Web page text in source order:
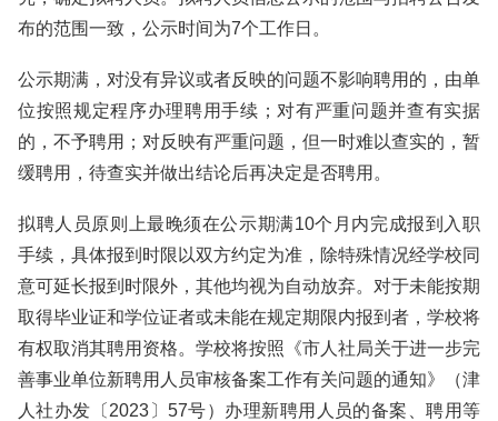
布的范围一致，公示时间为7个工作日。
公示期满，对没有异议或者反映的问题不影响聘用的，由单
位按照规定程序办理聘用手续；对有严重问题并查有实据
的，不予聘用；对反映有严重问题，但一时难以查实的，暂
缓聘用，待查实并做出结论后再决定是否聘用。
拟聘人员原则上最晚须在公示期满10个月内完成报到入职
手续，具体报到时限以双方约定为准，除特殊情况经学校同
意可延长报到时限外，其他均视为自动放弃。对于未能按期
取得毕业证和学位证者或未能在规定期限内报到者，学校将
有权取消其聘用资格。学校将按照《市人社局关于进一步完
善事业单位新聘用人员审核备案工作有关问题的通知》（津
人社办发〔2023〕57号）办理新聘用人员的备案、聘用等